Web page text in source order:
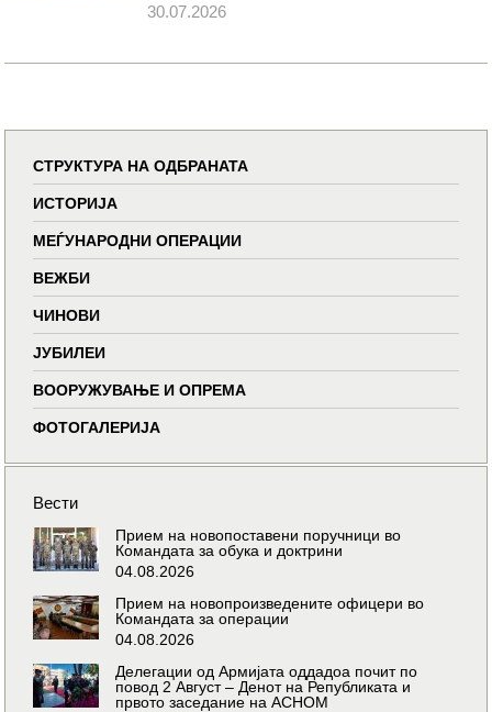
30.07.2026
СТРУКТУРА НА ОДБРАНАТА
ИСТОРИЈА
МЕЃУНАРОДНИ ОПЕРАЦИИ
ВЕЖБИ
ЧИНОВИ
ЈУБИЛЕИ
ВООРУЖУВАЊЕ И ОПРЕМА
ФОТОГАЛЕРИЈА
Вести
Прием на новопоставени поручници во
Командата за обука и доктрини
04.08.2026
Прием на новопроизведените офицери во
Командата за операции
04.08.2026
Делегации од Армијата оддадоа почит по
повод 2 Август – Денот на Републиката и
првото заседание на АСНОМ